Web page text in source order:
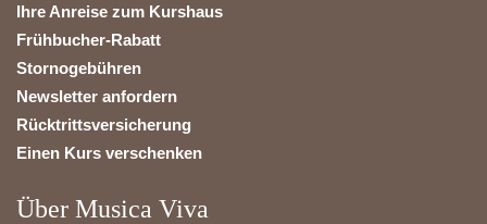
Ihre Anreise zum Kurshaus
Frühbucher-Rabatt
Stornogebühren
Newsletter anfordern
Rücktrittsversicherung
Einen Kurs verschenken
Über Musica Viva